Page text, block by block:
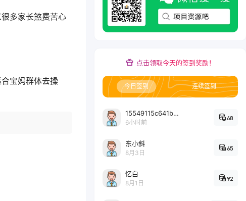
多家长煞费苦心
宝妈群体去操
点击领取今天的签到奖励！
今日签到 连续签到
15549115c641bc6524e64d1d800349ec7396
6小时前
68
东小斜
8月3日
65
忆白
8月1日
92